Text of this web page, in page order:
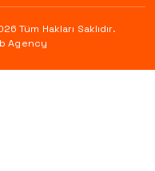
Tüm Hakları Saklıdır.
Agency